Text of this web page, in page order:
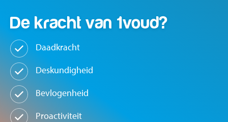
De kracht van 1voud?
Daadkracht
Deskundigheid
Bevlogenheid
Proactiviteit